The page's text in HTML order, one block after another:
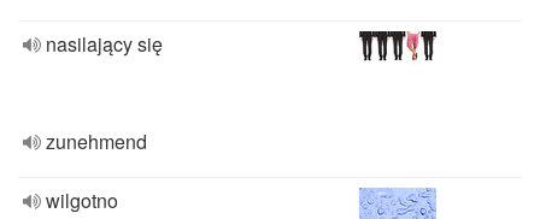
nasilający się
zunehmend
wilgotno